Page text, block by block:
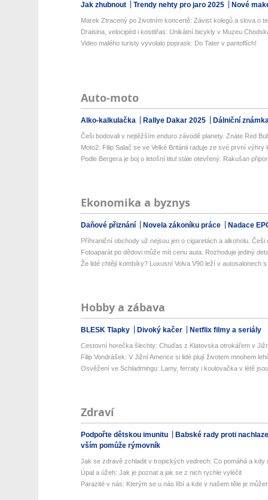
Jak zhubnout Trendy nehty pro jaro 2025 Nové
Marek Ztracený po životním koncertě: Závist kolegů a slova o
Draisina, velocipéd i kostitřas: Unikátní bicykly v Muzeu
Video malého turisty vyvolalo poprask: Do Tater v pantoflích!
Auto-moto
Alko-kalkulačka Rallye Dakar 2025 Dálniční
Češi bodovali v nejtěžším enduro závodě planety. Znáte Red
Moto2: Filip Salač se ve Velké Británii raduje ze své první výhry
Podle Bergera je boj o letošní titul stále otevřený. Rakušan
Ekonomika a byznys
Daňové přiznání Novela zákoníku práce Nadace
Příhraniční obchody už nejsou jen o cigaretách a alkoholu. Češi
Fotoaparát po dědovi může mít cenu auta. Rozhoduje jediný
Že lidé chtějí kombíky? Luxusní Volva V90 leží v autosalonech s
Hobby a zábava
BLESK Tlapky Divoký kačer Netflix filmy a seriály
Cestovní horečka šlechty: Chuďas z Klatovska otrokářem v
Filip Vondrášek: V Jižní Americe si lidé plují životem mnohem
Osvěžení ve Schladmingu: Lamy, ferraty i koulovačka v létě
Zdraví
Podpořte dětskou imunitu
Babské rady proti
vším pomůže rýmovník
Jak se zdravě zchladit v tropických vedrech: Co pomáhá a kdy
Úpal a úžeh: Jak je poznat a jak se z nich rychle vyléčit
Parazité v nás: Kterým se u nás líbí a kde v našem těle je